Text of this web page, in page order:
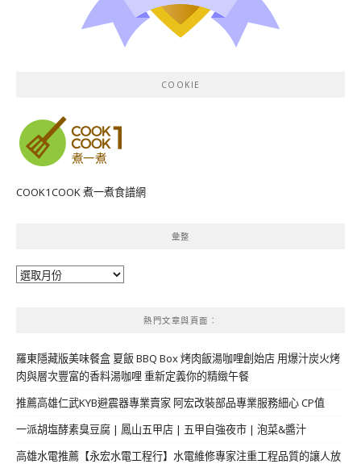
COOKIE
COOK1COOK 煮一煮食譜網
彙整
彙
熱門文章與頁面︰
羅東隱藏版美味餐盒 夏飯 BBQ Box 烤肉飯湯咖哩創始店 用爆汁炭火烤
肉與層次豐富的香料湯咖哩 重新定義你的精緻午餐
推薦高雄仁武KYB避震器專業賣家 阿宏改裝部品專業服務細心 CP值
一派胡塩酵素臭豆腐 | 鳳山五甲店 | 五甲自強夜市 | 泡菜&醬汁
高雄水電推薦【永宏水電工程行】水電維修專家注重工程品質的讓人放